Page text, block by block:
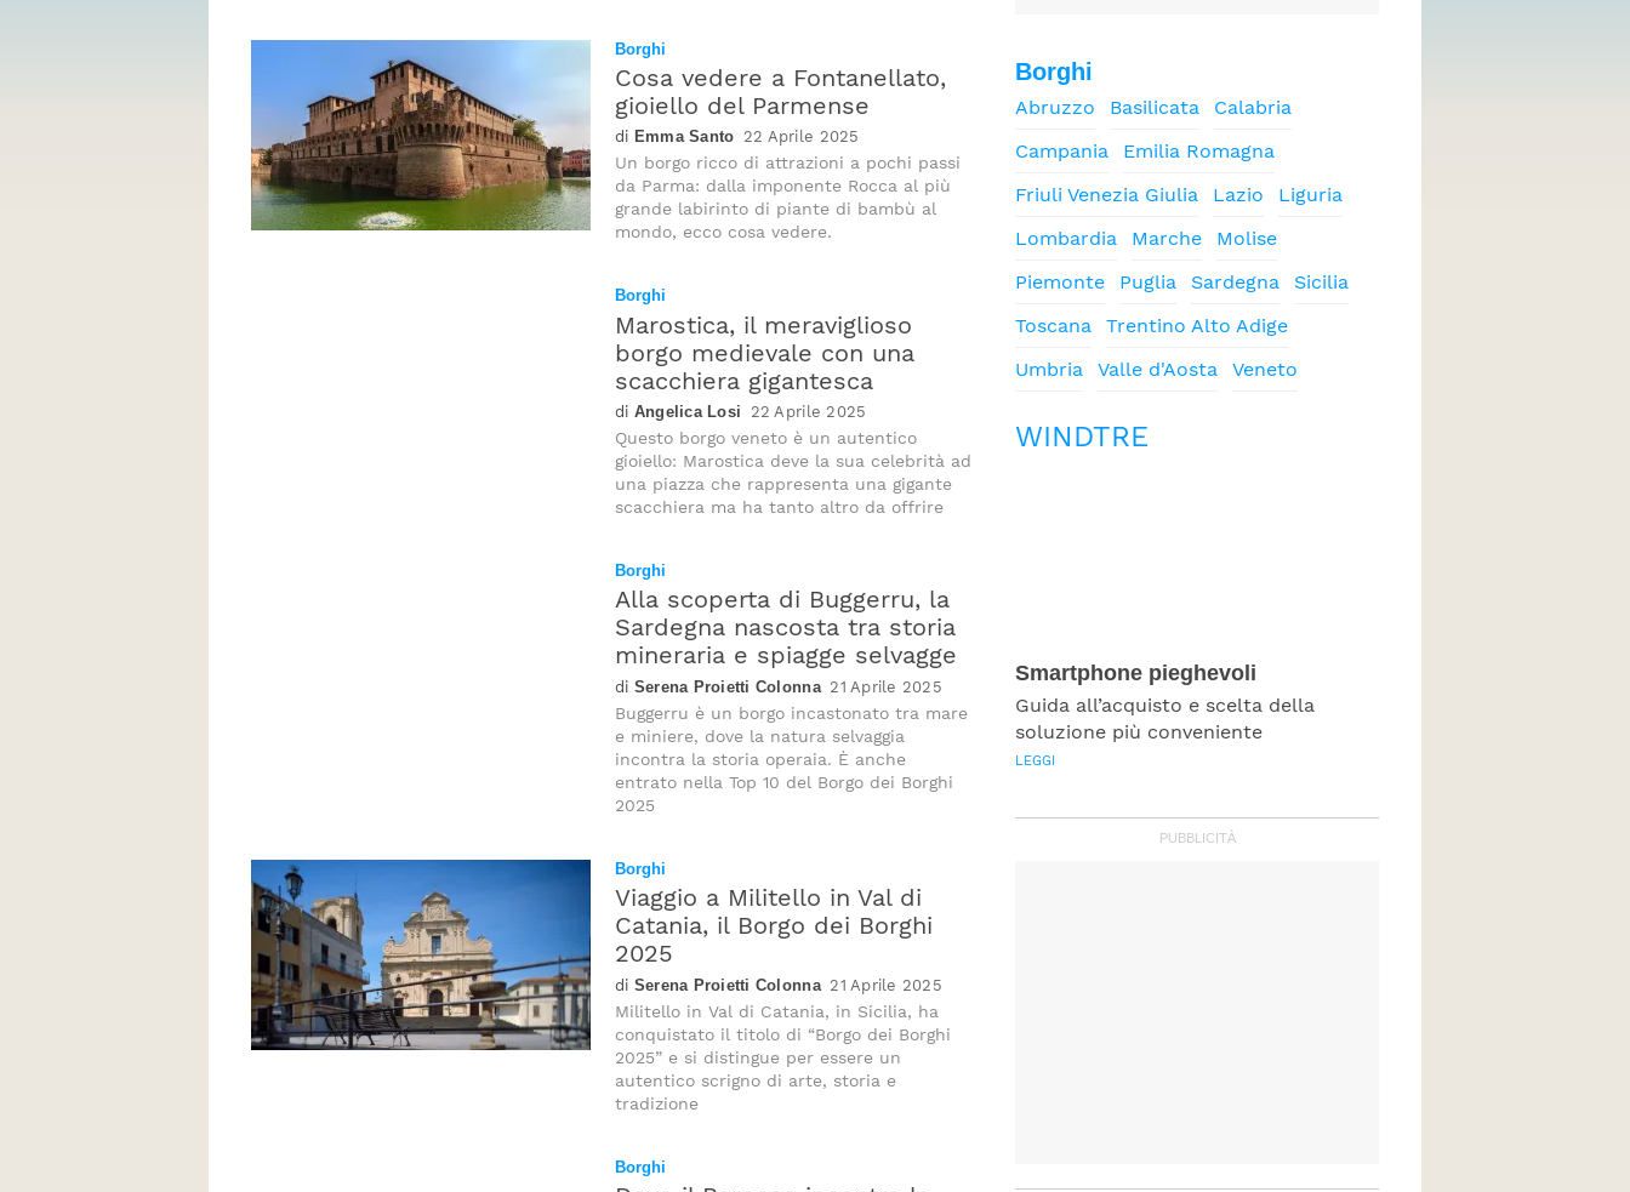
Zelanda
Papua
Nuova
Guinea
Borghi
Cosa vedere a Fontanellato,
gioiello del Parmense
Emma Santo 22 Aprile 2025
Un borgo ricco di attrazioni a pochi passi
da Parma: dalla imponente Rocca al più
grande labirinto di piante di bambù al
mondo, ecco cosa vedere.
Borghi
Marostica, il meraviglioso
borgo medievale con una
scacchiera gigantesca
Angelica Losi 22 Aprile 2025
Questo borgo veneto è un autentico
gioiello: Marostica deve la sua celebrità ad
una piazza che rappresenta una gigante
scacchiera ma ha tanto altro da offrire
Borghi
Alla scoperta di Buggerru, la
Sardegna nascosta tra storia
mineraria e spiagge selvagge
Serena Proietti Colonna 21 Aprile 2025
Buggerru è un borgo incastonato tra mare
e miniere, dove la natura selvaggia
incontra la storia operaia. È anche
entrato nella Top 10 del Borgo dei Borghi
2025
Borghi
Viaggio a Militello in Val di
Catania, il Borgo dei Borghi
2025
Serena Proietti Colonna 21 Aprile 2025
Militello in Val di Catania, in Sicilia, ha
conquistato il titolo di “Borgo dei Borghi
2025” e si distingue per essere un
autentico scrigno di arte, storia e
tradizione
Borghi
Borghi
Abruzzo Basilicata
Calabria
Campania
Emilia Romagna
Friuli Venezia Giulia
Lazio
Liguria
Lombardia
Marche
Molise
Piemonte
Puglia Sardegna
Sicilia
Toscana
Trentino Alto Adige
Umbria
Valle d'Aosta Veneto
WINDTRE
Smartphone pieghevoli
Guida all’acquisto e scelta della
soluzione più conveniente
LEGGI